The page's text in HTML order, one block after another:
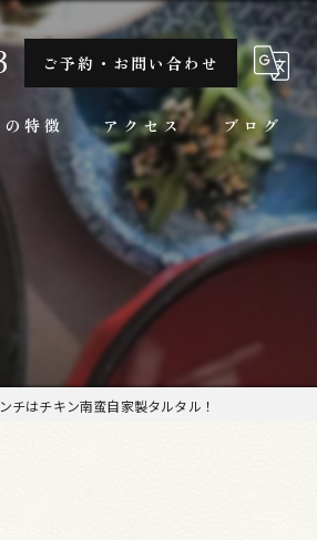
ご予約・お問い合わせ
特徴
家庭料理
アクセス ブログ
チはチキン南蛮自家製タルタル！